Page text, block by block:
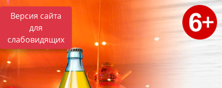
Версия сайта
для
слабовидящих